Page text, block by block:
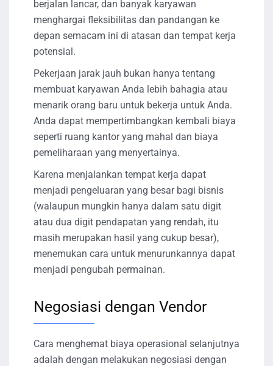
berjalan lancar, dan banyak karyawan
menghargai fleksibilitas dan pandangan ke
depan semacam ini di atasan dan tempat kerja
potensial.
Pekerjaan jarak jauh bukan hanya tentang
membuat karyawan Anda lebih bahagia atau
menarik orang baru untuk bekerja untuk Anda.
Anda dapat mempertimbangkan kembali biaya
seperti ruang kantor yang mahal dan biaya
pemeliharaan yang menyertainya.
Karena menjalankan tempat kerja dapat
menjadi pengeluaran yang besar bagi bisnis
(walaupun mungkin hanya dalam satu digit
atau dua digit pendapatan yang rendah, itu
masih merupakan hasil yang cukup besar),
menemukan cara untuk menurunkannya dapat
menjadi pengubah permainan.
Negosiasi dengan Vendor
Cara menghemat biaya operasional selanjutnya
adalah dengan melakukan negosiasi dengan